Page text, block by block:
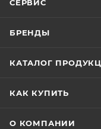
СЕРВИС
БРЕНДЫ
КАТАЛОГ
КАК КУПИТЬ
О КОМПАНИИ